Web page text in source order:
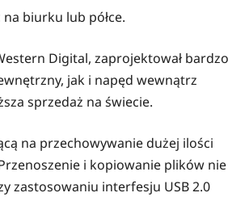
biurku lub półce.
Digital, zaprojektował bardzo
jak i napęd wewnątrz
sprzedaż na świecie.
na przechowywanie dużej ilości
i kopiowanie plików nie
zastosowaniu interfesju USB 2.0